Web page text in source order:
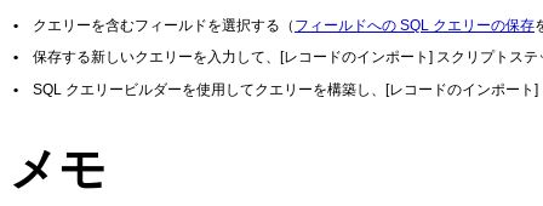
• クエリーを含むフィールドを選択する（ フィールドへの SQL クエリーの保存
•
保存する新しいクエリーを入力して、[レコードのインポート] スクリプトス
•
SQL クエリービルダーを使用してクエリーを構築し、[レコードのインポート
メモ